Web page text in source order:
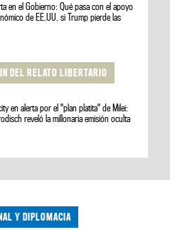
en el Gobierno: Qué pasa con el apoyo
de EE.UU. si Trump pierde las
DEL RELATO LIBERTARIO
en alerta por el "plan platita" de Milei:
reveló la millonaria emisión oculta
Y DIPLOMACIA